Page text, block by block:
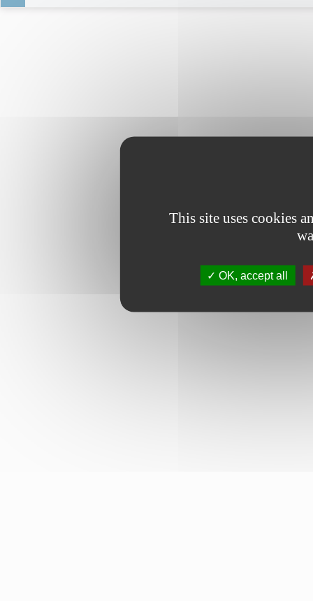
This site uses cookies
OK, accept all